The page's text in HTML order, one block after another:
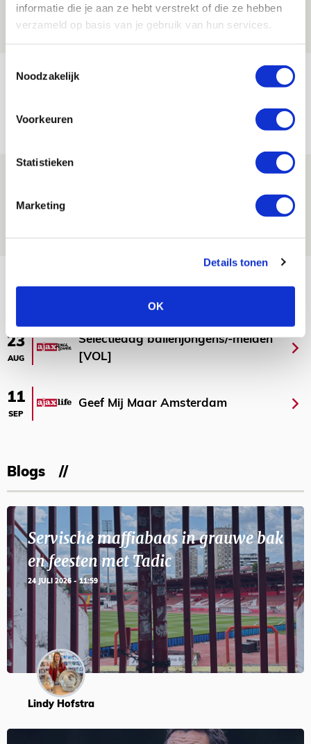
informatie die je aan ze hebt verstrekt of die ze hebben
verzameld op basis van je gebruik van hun services.
Noodzakelijk
Voorkeuren
Statistieken
Marketing
Details tonen
OK
08 AUGUSTUS 2026 - 12:32
Míchels elf: met welke formatie begin
08 AUGUSTUS 2026 - 11:34
maakt Abdalla ‘geen reet’ uit
23
AUG
Selectiedag ballenjongens/-meiden
[VOL]
11
SEP
Geef Mij Maar Amsterdam
Blogs
Servische maffiabaas in grauwe bak
en feesten met Tadic
24 JULI 2026 - 11:59
Lindy Hofstra